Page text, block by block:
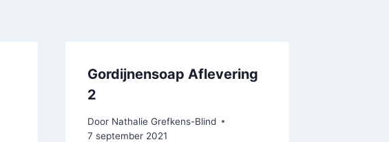
Gordijnensoap Aflevering
2
Door Nathalie Grefkens-Blind
7 september 2021